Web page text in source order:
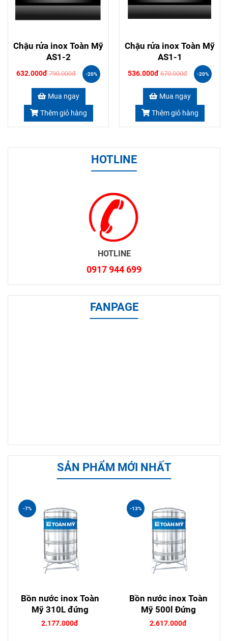
Chậu rửa inox Toàn Mỹ
AS1-2
632.000đ 790.000đ -20%
Mua ngay
Thêm giỏ hàng
Chậu rửa inox Toàn Mỹ
AS1-1
536.000đ 670.000đ -20%
Mua ngay
Thêm giỏ hàng
HOTLINE
HOTLINE
0917 944 699
FANPAGE
SẢN PHẨM MỚI NHẤT
Bồn nước inox Toàn
Mỹ 310L đứng
2.177.000đ
-7%
Bồn nước inox Toàn
Mỹ 500l Đứng
2.617.000đ
-13%